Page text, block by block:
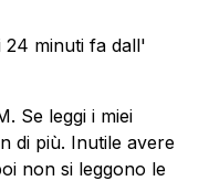
24 minuti fa dall'
Se leggi i miei
di più. Inutile avere
non si leggono le